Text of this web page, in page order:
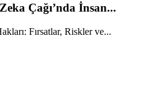
Çağı’nda İnsan...
Fırsatlar, Riskler ve...